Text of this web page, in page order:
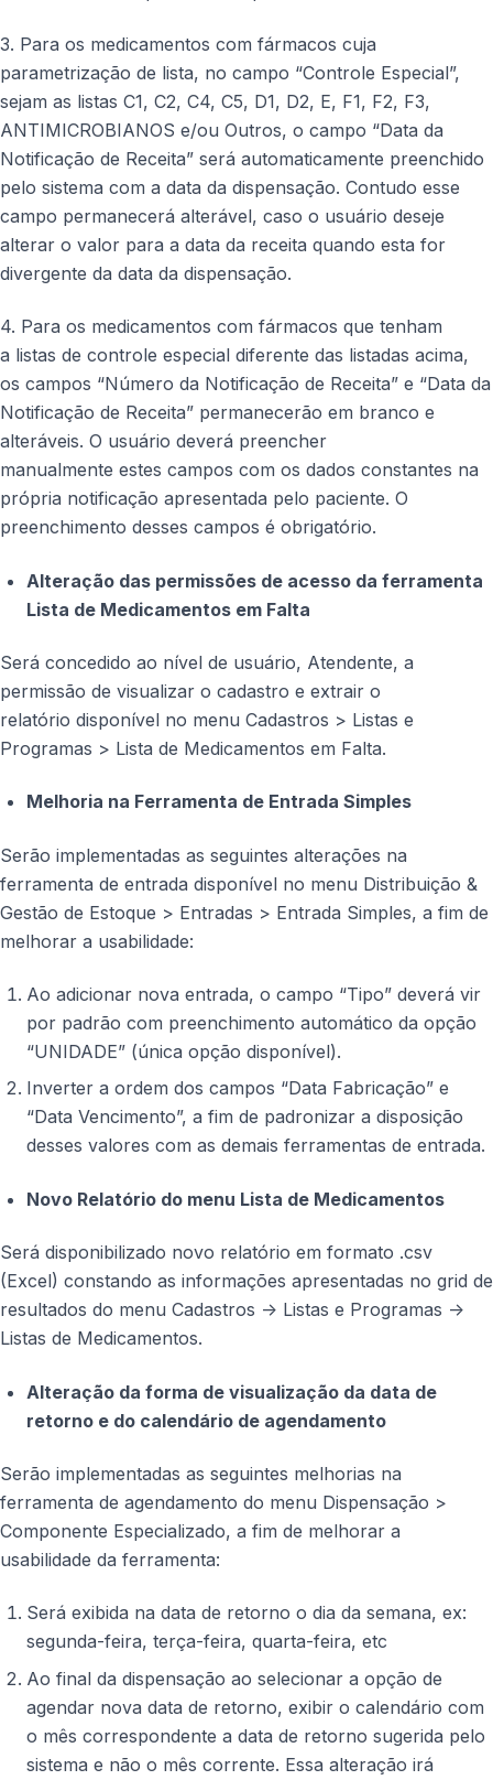
3. Para os medicamentos com fármacos cuja
parametrização de lista, no campo “Controle Especial”,
sejam as listas C1, C2, C4, C5, D1, D2, E, F1, F2, F3,
ANTIMICROBIANOS e/ou Outros, o campo “Data da
Notificação de Receita” será automaticamente preenchido
pelo sistema com a data da dispensação. Contudo esse
campo permanecerá alterável, caso o usuário deseje
alterar o valor para a data da receita quando esta for
divergente da data da dispensação.
4. Para os medicamentos com fármacos que tenham
a listas de controle especial diferente das listadas acima,
os campos “Número da Notificação de Receita” e “Data da
Notificação de Receita” permanecerão em branco e
alteráveis. O usuário deverá preencher
manualmente estes campos com os dados constantes na
própria notificação apresentada pelo paciente. O
preenchimento desses campos é obrigatório.
Alteração das permissões de acesso da ferramenta
Lista de Medicamentos em Falta
Será concedido ao nível de usuário, Atendente, a
permissão de visualizar o cadastro e extrair o
relatório disponível no menu Cadastros > Listas e
Programas > Lista de Medicamentos em Falta.
Melhoria na Ferramenta de Entrada Simples
Serão implementadas as seguintes alterações na
ferramenta de entrada disponível no menu Distribuição &
Gestão de Estoque > Entradas > Entrada Simples, a fim de
melhorar a usabilidade:
Ao adicionar nova entrada, o campo “Tipo” deverá vir
por padrão com preenchimento automático da opção
“UNIDADE” (única opção disponível).
Inverter a ordem dos campos “Data Fabricação” e
“Data Vencimento”, a fim de padronizar a disposição
desses valores com as demais ferramentas de entrada.
​Novo Relatório do menu Lista de Medicamentos
Será disponibilizado novo relatório em formato .csv
(Excel) constando as informações apresentadas no grid de
resultados do menu Cadastros -> Listas e Programas ->
Listas de Medicamentos.
Alteração da forma de visualização da data de
retorno e do calendário de agendamento
Serão implementadas as seguintes melhorias na
ferramenta de agendamento do menu Dispensação >
Componente Especializado, a fim de melhorar a
usabilidade da ferramenta:
Será exibida na data de retorno o dia da semana, ex:
segunda-feira, terça-feira, quarta-feira, etc
Ao final da dispensação ao selecionar a opção de
agendar nova data de retorno, exibir o calendário com
o mês correspondente a data de retorno sugerida pelo
sistema e não o mês corrente. Essa alteração irá